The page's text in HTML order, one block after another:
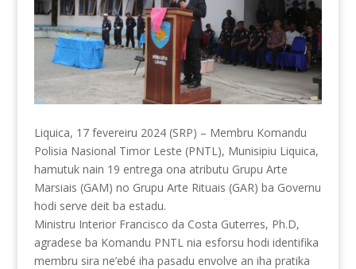
Liquica, 17 fevereiru 2024 (SRP) – Membru Komandu
Polisia Nasional Timor Leste (PNTL), Munisipiu Liquica,
hamutuk nain 19 entrega ona atributu Grupu Arte
Marsiais (GAM) no Grupu Arte Rituais (GAR) ba Governu
hodi serve deit ba estadu.
Ministru Interior Francisco da Costa Guterres, Ph.D,
agradese ba Komandu PNTL nia esforsu hodi identifika
membru sira ne’ebé iha pasadu envolve an iha pratika